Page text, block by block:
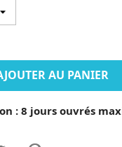
AU PANIER
: 8 jours ouvrés